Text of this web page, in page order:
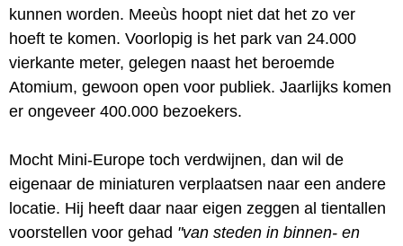
kunnen worden. Meeùs hoopt niet dat het zo ver
hoeft te komen. Voorlopig is het park van 24.000
vierkante meter, gelegen naast het beroemde
Atomium, gewoon open voor publiek. Jaarlijks komen
er ongeveer 400.000 bezoekers.
Mocht Mini-Europe toch verdwijnen, dan wil de
eigenaar de miniaturen verplaatsen naar een andere
locatie. Hij heeft daar naar eigen zeggen al tientallen
voorstellen voor gehad "van steden in binnen- en